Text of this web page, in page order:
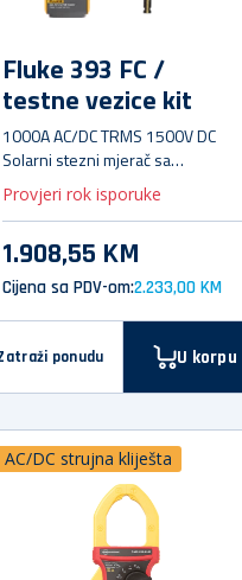
Fluke 393 FC /
testne vezice kit
1000A AC/DC TRMS 1500V DC
Solarni stezni mjerač sa
FlukeConnect i iFlex 2500A AC
Provjeri rok isporuke
1.908,55 KM
Cijena sa PDV-om:2.233,00 KM
ponudu U korpu
AC/DC strujna kliješta